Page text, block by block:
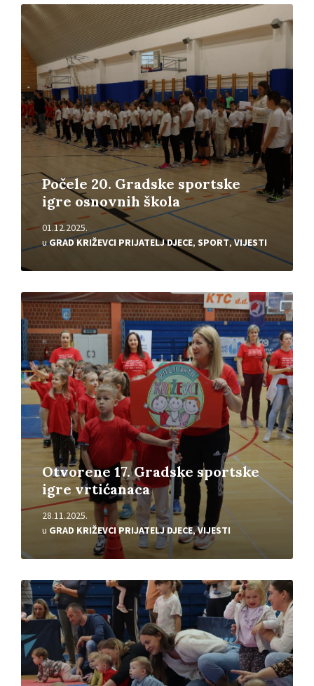
Počele 20. Gradske sportske
igre osnovnih škola
01.12.2025.
uGRAD KRIŽEVCI PRIJATELJ DJECE, SPORT,VIJESTI
Pročitajte
više
Otvorene 17. Gradske sportske
igre vrtićanaca
28.11.2025.
u GRAD KRIŽEVCI PRIJATELJ DJECE,VIJESTI
Pročitajte
više
Pročitajte
više